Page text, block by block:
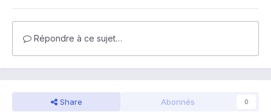
Répondre à ce sujet…
Share Abonnés 0